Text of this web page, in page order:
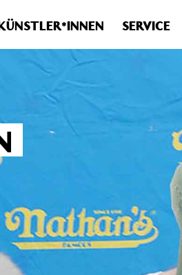
stattdessen get_permalink(). in
SERVICE